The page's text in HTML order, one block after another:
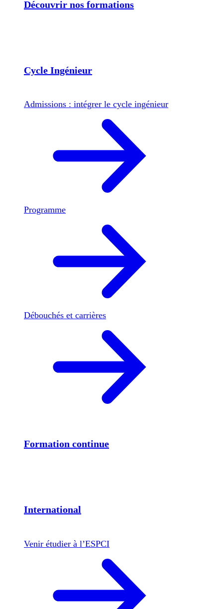
Découvrir nos formations
Cycle Ingénieur
Admissions : intégrer le cycle ingénieur
Programme
Débouchés et carrières
Formation continue
International
Venir étudier à l’ESPCI